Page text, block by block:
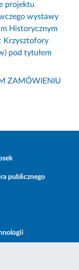
projektu
wystawy
Historycznym
Krzysztofory
pod tytułem
ZAMÓWIENIU
publicznego